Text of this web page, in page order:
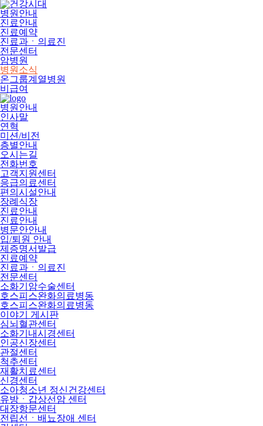
병원안내
진료안내
진료예약
진료과ㆍ의료진
전문센터
암병원
병원소식
온그룹계열병원
비급여
병원안내
인사말
연혁
미션/비전
층별안내
오시는길
전화번호
고객지원센터
응급의료센터
편의시설안내
장례식장
진료안내
진료안내
병문안안내
입/퇴원 안내
제증명서발급
진료예약
진료과ㆍ의료진
전문센터
소화기암수술센터
호스피스완화의료병동
호스피스완화의료병동
이야기 게시판
심뇌혈관센터
소화기내시경센터
인공신장센터
관절센터
척추센터
재활치료센터
신경센터
소아청소년 정신건강센터
유방ㆍ갑상선암 센터
대장항문센터
전립선ㆍ배뇨장애 센터